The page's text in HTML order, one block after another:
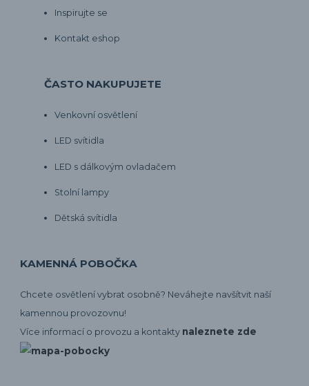
Inspirujte se
Kontakt eshop
ČASTO NAKUPUJETE
Venkovní osvětlení
LED svítidla
LED s dálkovým ovladačem
Stolní lampy
Dětská svítidla
KAMENNÁ POBOČKA
Chcete osvětlení vybrat osobně? Neváhejte navšítvit naší
kamennou provozovnu!
Více informací o provozu a kontakty naleznete zde